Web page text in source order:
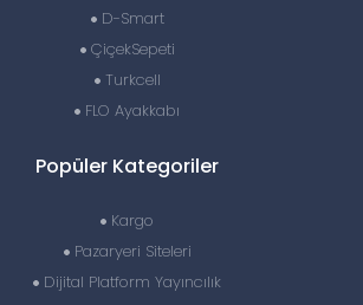
D-Smart
ÇiçekSepeti
Turkcell
FLO Ayakkabı
Popüler Kategoriler
Kargo
Pazaryeri Siteleri
Dijital Platform Yayıncılık